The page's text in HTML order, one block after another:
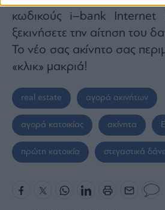
κωδικούς i–bank Internet
ξεκινήσετε την αίτηση του
Το νέο σας ακίνητο σας
«κλικ» μακριά!
real estate αγορά ακινήτων
αγορά κατοικίας ακίνητα
πρώτη κατοικία στεγαστικά